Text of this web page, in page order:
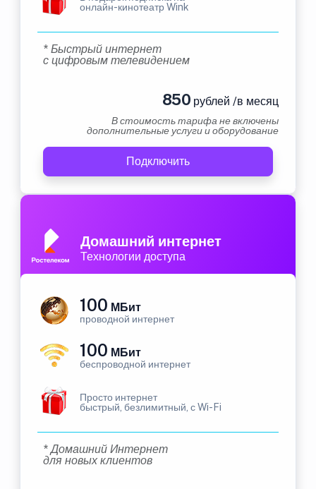
онлайн-кинотеатр Wink
* Быстрый интернет
с цифровым телевидением
850 рублей /в месяц
В стоимость тарифа не включены
дополнительные услуги и оборудование
Подключить
Домашний интернет
Технологии доступа
100 МБит
проводной интернет
100 МБит
беспроводной интернет
Просто интернет
быстрый, безлимитный, с Wi-Fi
* Домашний Интернет
для новых клиентов